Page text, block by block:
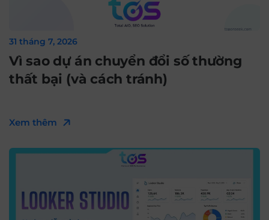
31 tháng 7, 2026
Vì sao dự án chuyển đổi số thường
thất bại (và cách tránh)
Xem thêm